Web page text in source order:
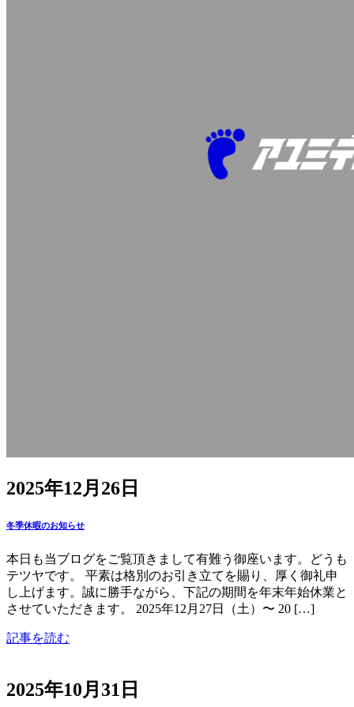
2025年12月26日
冬季休暇のお知らせ
本日も当ブログをご覧頂きまして有難う御座います。どうも
テツヤです。 平素は格別のお引き立てを賜り、厚く御礼申
し上げます。誠に勝手ながら、下記の期間を年末年始休業と
させていただきます。 2025年12月27日（土）〜 20 […]
記事を読む
2025年10月31日